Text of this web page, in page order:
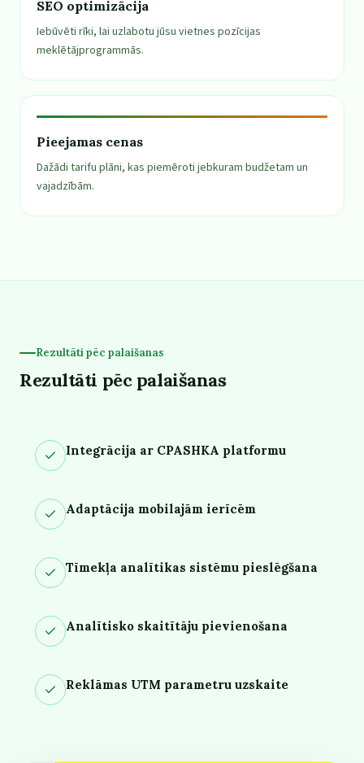
SEO optimizācija
Iebūvēti rīki, lai uzlabotu jūsu vietnes pozīcijas
meklētājprogrammās.
Pieejamas cenas
Dažādi tarifu plāni, kas piemēroti jebkuram budžetam un
vajadzībām.
Rezultāti pēc palaišanas
Rezultāti pēc palaišanas
Integrācija ar CPASHKA platformu
Adaptācija mobilajām ierīcēm
Tīmekļa analītikas sistēmu pieslēgšana
Analītisko skaitītāju pievienošana
Reklāmas UTM parametru uzskaite